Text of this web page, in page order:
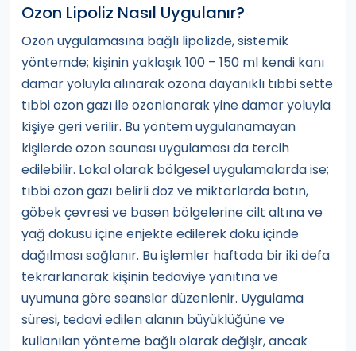
Ozon Lipoliz Nasıl Uygulanır?
Ozon uygulamasına bağlı lipolizde, sistemik
yöntemde; kişinin yaklaşık 100 – 150 ml kendi kanı
damar yoluyla alınarak ozona dayanıklı tıbbi sette
tıbbi ozon gazı ile ozonlanarak yine damar yoluyla
kişiye geri verilir. Bu yöntem uygulanamayan
kişilerde ozon saunası uygulaması da tercih
edilebilir. Lokal olarak bölgesel uygulamalarda ise;
tıbbi ozon gazı belirli doz ve miktarlarda batın,
göbek çevresi ve basen bölgelerine cilt altına ve
yağ dokusu içine enjekte edilerek doku içinde
dağılması sağlanır. Bu işlemler haftada bir iki defa
tekrarlanarak kişinin tedaviye yanıtına ve
uyumuna göre seanslar düzenlenir. Uygulama
süresi, tedavi edilen alanın büyüklüğüne ve
kullanılan yönteme bağlı olarak değişir, ancak